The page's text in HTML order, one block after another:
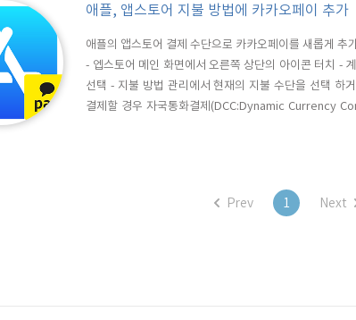
애플, 앱스토어 지불 방법에 카카오페이 추가
애플의 앱스토어 결제 수단으로 카카오페이를 새롭게
- 엡스토어 메인 화면에서 오른쪽 상단의 아이콘 터치 -
선택 - 지불 방법 관리에서 현재의 지불 수단을 선택 하
결제할 경우 자국통화결제(DCC:Dynamic Currency
관련 글 목록) 2019/06/13 - 애플 - 애플 계정(Apple ID)
Prev 1 Next